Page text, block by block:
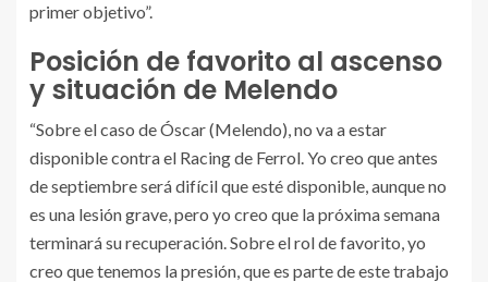
primer objetivo”.
Posición de favorito al ascenso
y situación de Melendo
“Sobre el caso de Óscar (Melendo), no va a estar
disponible contra el Racing de Ferrol. Yo creo que antes
de septiembre será difícil que esté disponible, aunque no
es una lesión grave, pero yo creo que la próxima semana
terminará su recuperación. Sobre el rol de favorito, yo
creo que tenemos la presión, que es parte de este trabajo